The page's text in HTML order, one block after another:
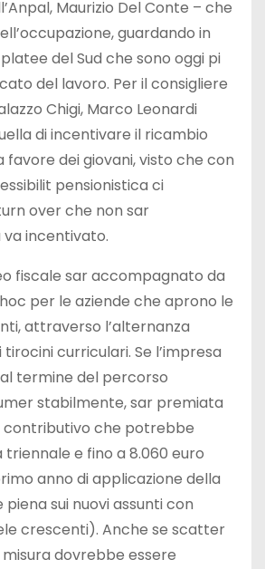
Maurizio Del Conte – che
guardando in
del Sud che sono oggi pi
del lavoro. Per il consigliere
Chigi, Marco Leonardi
di incentivare il ricambio
favore dei giovani, visto che con
pensionistica ci
over che non sar
incentivato.
fiscale sar accompagnato da
per le aziende che aprono le
attraverso l’alternanza
curriculari. Se l’impresa
termine del percorso
stabilmente, sar premiata
contributivo che potrebbe
e fino a 8.060 euro
anno di applicazione della
sui nuovi assunti con
crescenti). Anche se scatter
misura dovrebbe essere